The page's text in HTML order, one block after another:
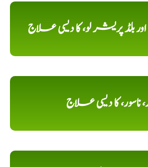
بلڈ پریشر لو، کا دیسی علاج
ناسور، کا دیسی علاج